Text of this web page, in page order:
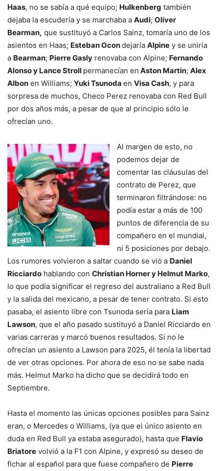
Haas, no se sabía a qué equipo; Hulkenberg también
dejaba la escudería y se marchaba a Audi; Oliver
Bearman, que sustituyó a Carlos Sainz, tomaría uno de los
asientos en Haas; Esteban Ocondejaría Alpine y se uniría
a Bearman; Pierre Gasly renovaba con Alpine; Fernando
Alonso y Lance Stroll permanecían en Aston Martin; Alex
Albon en Williams; Yuki Tsunoda en Visa Cash, y para
sorpresa de muchos, Checo Perez renovaba con Red Bull
por dos años más, a pesar de que al principio sólo le
ofrecían uno.
Al margen de esto, no
podemos dejar de
comentar las cláusulas del
contrato de Perez, que
terminaron filtrándose: no
podía estar a más de 100
puntos de diferencia de su
compañero en el mundial,
ni 5 posiciones por debajo.
Los rumores volvieron a saltar cuando se vió a Daniel
Ricciardo hablando con Christian Horner y Helmut Marko,
lo que podía significar el regreso del australiano a Red Bull
y la salida del mexicano, a pesar de tener contrato. Si esto
pasaba, el asiento libre con Tsunoda sería para Liam
Lawson, que el año pasado sustituyó a Daniel Ricciardo en
varias carreras y marcó buenos resultados. Si no le
ofrecían un asiento a Lawson para 2025, él tenía la libertad
de ver otras opciones. Por ahora de eso no se sabe nada
más. Helmut Marko ha dicho que se decidirá todo en
Septiembre.
Hasta el momento las únicas opciones posibles para Sainz
eran, o Mercedes o Williams, (ya que el único asiento en
duda en Red Bull ya estaba asegurado), hasta que Flavio
Briatore volvió a la F1 con Alpine, y expresó su deseo de
fichar al español para que fuese compañero de Pierre